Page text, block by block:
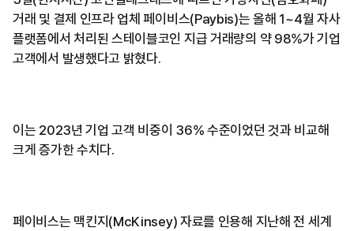
거래 및 결제 인프라 업체 페이비스(Paybis)는 올해 1~4월 자사
플랫폼에서 처리된 스테이블코인 지급 거래량의 약 98%가 기업
고객에서 발생했다고 밝혔다.
이는 2023년 기업 고객 비중이 36% 수준이었던 것과 비교해
크게 증가한 수치다.
페이비스는 맥킨지(McKinsey) 자료를 인용해 지난해 전 세계